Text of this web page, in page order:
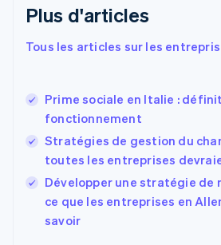
Plus d'articles
Tous les articles sur les
Prime sociale en Italie :
fonctionnement
Stratégies de gestion du
toutes les entreprises
Développer une stratégie de
ce que les entreprises en
savoir
English
Émirats arabes unis
Estonie
États-Unis
EnglishEspañol简体中文
Finlande
France
Français English
Gibraltar